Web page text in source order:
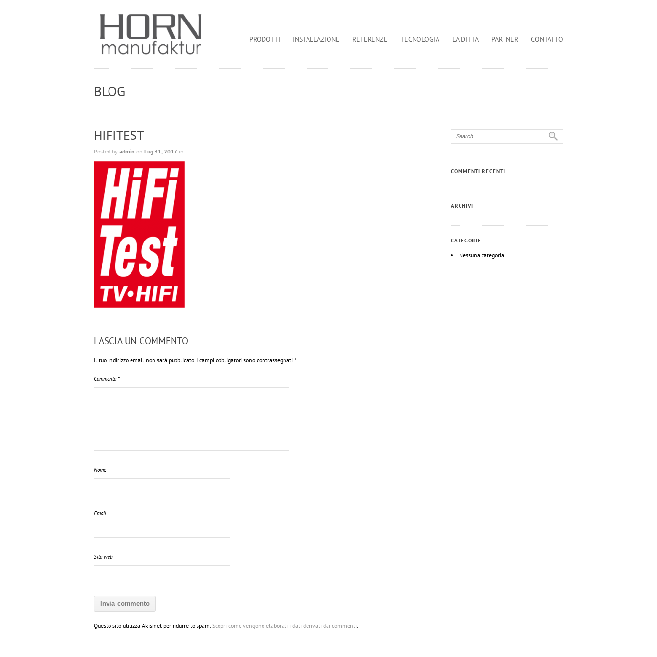
PRODOTTI INSTALLAZIONE REFERENZE TECNOLOGIA LA DITTA PARTNER CONTATTO
BLOG
HIFITEST
Posted by admin on Lug 31, 2017 in
LASCIA UN COMMENTO
Il tuo indirizzo email non sarà pubblicato. I campi obbligatori sono contrassegnati *
Commento *
Nome
Email
Sito web
Questo sito utilizza Akismet per ridurre lo spam. Scopri come vengono elaborati i dati derivati dai commenti
COMMENTI RECENTI
ARCHIVI
CATEGORIE
Nessuna categoria